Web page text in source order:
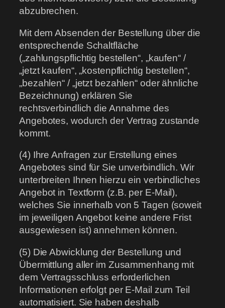
abzubrechen.
Mit dem Absenden der Bestellung über die
entsprechende Schaltfläche
(„zahlungspflichtig bestellen“, „kaufen“ /
„jetzt kaufen“, „kostenpflichtig bestellen“,
„bezahlen“ / „jetzt bezahlen“ oder ähnliche
Bezeichnung) erklären Sie
rechtsverbindlich die Annahme des
Angebotes, wodurch der Vertrag zustande
kommt.
(4) Ihre Anfragen zur Erstellung eines
Angebotes sind für Sie unverbindlich. Wir
unterbreiten Ihnen hierzu ein verbindliches
Angebot in Textform (z.B. per E-Mail),
welches Sie innerhalb von 5 Tagen (soweit
im jeweiligen Angebot keine andere Frist
ausgewiesen ist) annehmen können.
(5) Die Abwicklung der Bestellung und
Übermittlung aller im Zusammenhang mit
dem Vertragsschluss erforderlichen
Informationen erfolgt per E-Mail zum Teil
automatisiert. Sie haben deshalb